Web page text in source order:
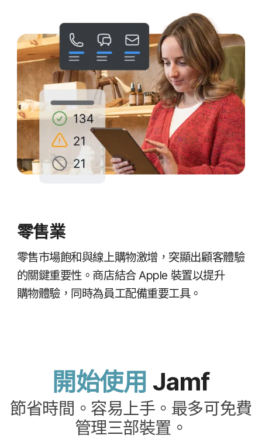
零售業
零售​市場​飽和​與​線上​購物​激增，​突顯出​顧客​體驗​
的​關鍵​重要性。​商店​結合Apple 裝置​以​提升​
購物​體驗，​同時​為​員工​配備​重要​工具。
開始​使用 Jamf
節省​時間。​容易​上手。​最多​可​免費​
管理​三部​裝置。